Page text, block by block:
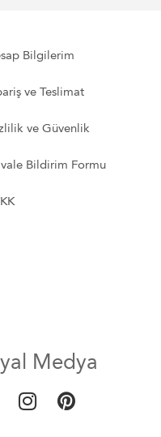
Bilgilerim
ve Teslimat
ve Güvenlik
Bildirim Formu
Medya